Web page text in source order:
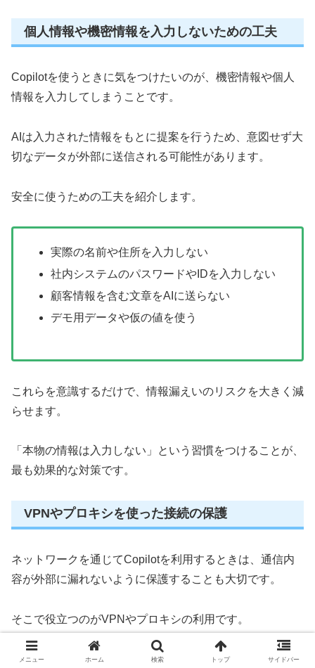
個人情報や機密情報を入力しないための工夫
Copilotを使うときに気をつけたいのが、機密情報や個人
情報を入力してしまうことです。
AIは入力された情報をもとに提案を行うため、意図せず大
切なデータが外部に送信される可能性があります。
安全に使うための工夫を紹介します。
実際の名前や住所を入力しない
社内システムのパスワードやIDを入力しない
顧客情報を含む文章をAIに送らない
デモ用データや仮の値を使う
これらを意識するだけで、情報漏えいのリスクを大きく減
らせます。
「本物の情報は入力しない」という習慣をつけることが、
最も効果的な対策です。
VPNやプロキシを使った接続の保護
ネットワークを通じてCopilotを利用するときは、通信内
容が外部に漏れないように保護することも大切です。
そこで役立つのがVPNやプロキシの利用です。
これらを使うことで、通信経路を暗号化し、第三者にデー
メニュー ホーム 検索 トップ サイドバー